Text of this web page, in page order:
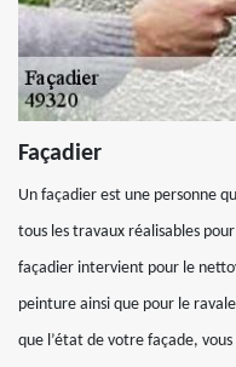
Façadier
Un façadier est une personne
tous les travaux réalisables
façadier intervient pour le
peinture ainsi que pour le
que l’état de votre façade,